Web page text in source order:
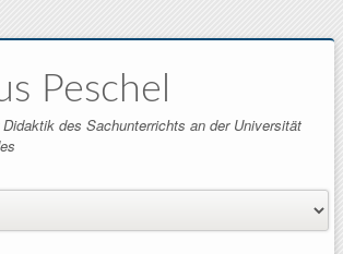
Peschel
des Sachunterrichts an der Universität